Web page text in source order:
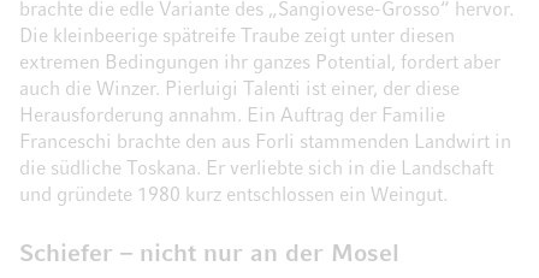
brachte die edle Variante des „Sangiovese-Grosso“ hervor.
Die kleinbeerige spätreife Traube zeigt unter diesen
extremen Bedingungen ihr ganzes Potential, fordert aber
auch die Winzer. Pierluigi Talenti ist einer, der diese
Herausforderung annahm. Ein Auftrag der Familie
Franceschi brachte den aus Forli stammenden Landwirt in
die südliche Toskana. Er verliebte sich in die Landschaft
und gründete 1980 kurz entschlossen ein Weingut.
Schiefer – nicht nur an der Mosel